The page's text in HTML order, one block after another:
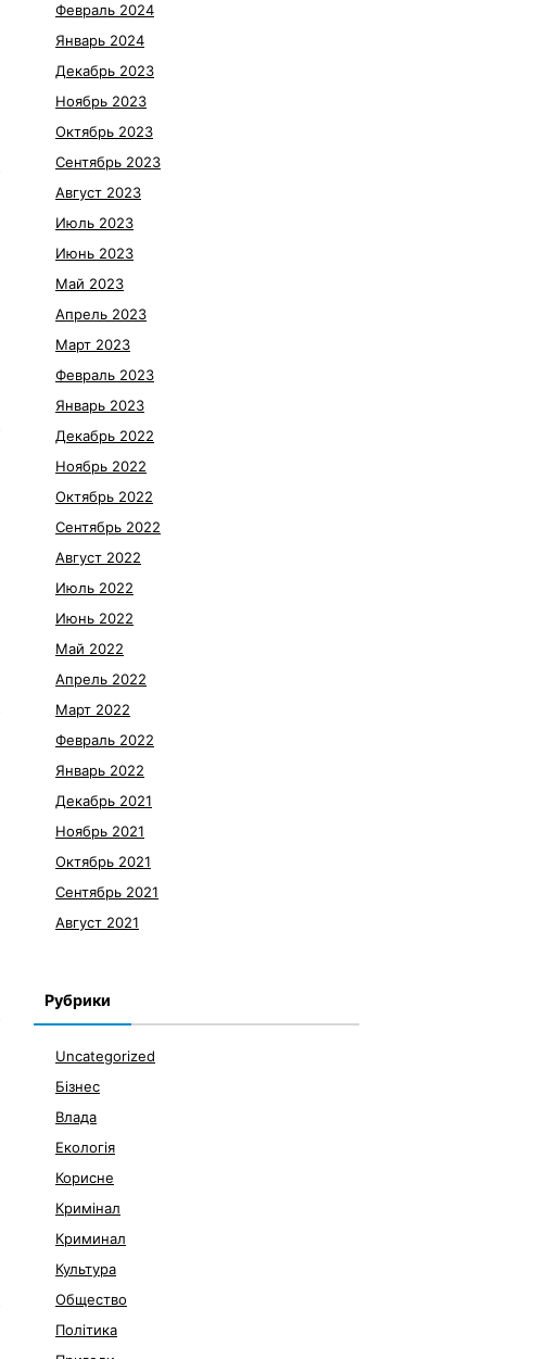
Февраль 2024
Январь 2024
Декабрь 2023
Ноябрь 2023
Октябрь 2023
Сентябрь 2023
Август 2023
Июль 2023
Июнь 2023
Май 2023
Апрель 2023
Март 2023
Февраль 2023
Январь 2023
Декабрь 2022
Ноябрь 2022
Октябрь 2022
Сентябрь 2022
Август 2022
Июль 2022
Июнь 2022
Май 2022
Апрель 2022
Март 2022
Февраль 2022
Январь 2022
Декабрь 2021
Ноябрь 2021
Октябрь 2021
Сентябрь 2021
Август 2021
Рубрики
Uncategorized
Бізнес
Влада
Екологія
Корисне
Кримінал
Криминал
Культура
Общество
Політика